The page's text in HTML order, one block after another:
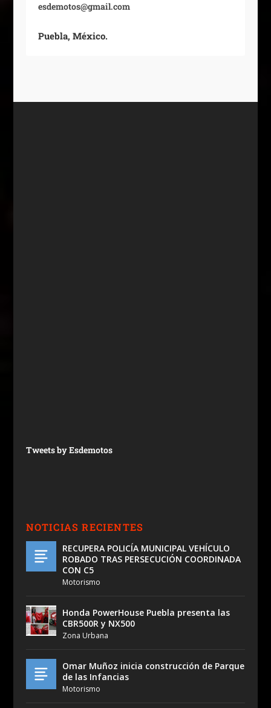
esdemotos@gmail.com
Puebla, México.
Tweets by Esdemotos
NOTICIAS RECIENTES
RECUPERA POLICÍA MUNICIPAL VEHÍCULO
ROBADO TRAS PERSECUCIÓN COORDINADA
CON C5
Motorismo
Honda PowerHouse Puebla presenta las
CBR500R y NX500
Zona Urbana
Omar Muñoz inicia construcción de Parque
de las Infancias
Motorismo